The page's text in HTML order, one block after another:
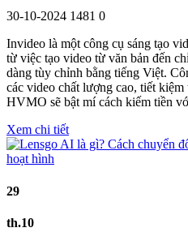
30-10-2024 1481 0
Invideo là một công cụ sáng tạo
từ việc tạo video từ văn bản đến
dàng tùy chỉnh bằng tiếng Việt.
các video chất lượng cao, tiết
HVMO sẽ bật mí cách kiếm tiền
Xem chi tiết
29
th.10